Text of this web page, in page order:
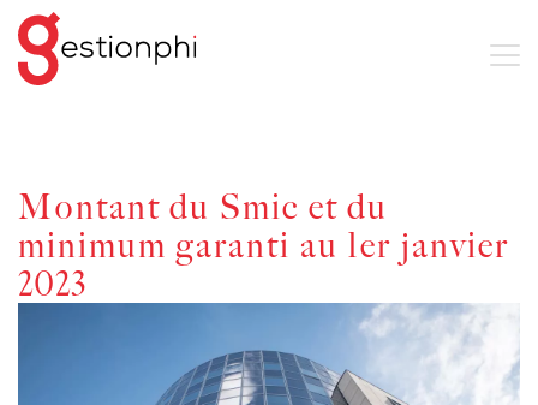
Montant du Smic et du
minimum garanti au 1er janvier
2023